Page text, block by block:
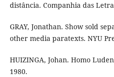
distância. Companhia das
GRAY, Jonathan. Show sold
other media paratexts. NYU
HUIZINGA, Johan. Homo
1980.